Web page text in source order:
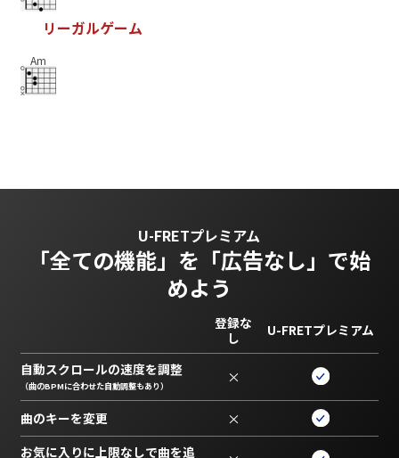
リーガルゲーム
Am
U-FRETプレミアム
「全ての機能」を 「広告なし」で始
めよう
登録な
し
U-FRETプレミアム
自動スクロールの速度を調整
（曲のBPMに合わせた自動調整もあり） ×
曲のキーを変更 ×
お気に入りに上限なしで曲を追